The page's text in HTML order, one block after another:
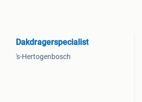
Dakdragerspecialist
's-Hertogenbosch